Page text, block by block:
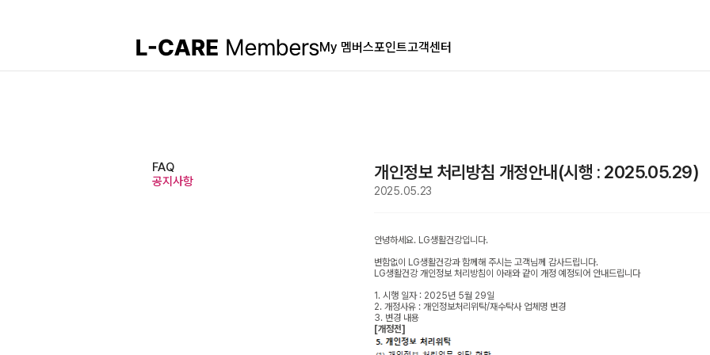
My 멤버스포인트고객센터
FAQ
공지사항
개인정보 처리방침 개정안내(시행 : 2025.05.29)
2025.05.23
안녕하세요. LG생활건강입니다.
변함없이 LG생활건강과 함께해 주시는 고객님께 감사드립니다.
LG생활건강 개인정보 처리방침이 아래와 같이 개정 예정되어 안내드립니다
1. 시행 일자 : 2025년 5월 29일
2. 개정사유 : 개인정보처리위탁/재수탁사 업체명 변경
3. 변경 내용
[개정전]